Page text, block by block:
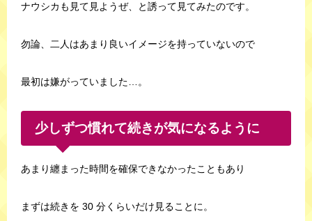
ナウシカも見て見ようぜ、と誘って見てみたのです。
勿論、二人はあまり良いイメージを持っていないので
最初は嫌がっていました…。
少しずつ慣れて続きが気になるように
あまり纏まった時間を確保できなかったこともあり
まずは続きを 30 分くらいだけ見ることに。